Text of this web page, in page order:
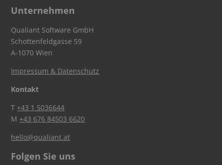
Unternehmen
Qualiant Software GmbH
Schottenfeldgasse 59
A-1070 Wien
Impressum & Datenschutz
Kontakt
T+43 1 5036644
M+43 676 84503 6620
hello@qualiant.at
Folgen Sie uns